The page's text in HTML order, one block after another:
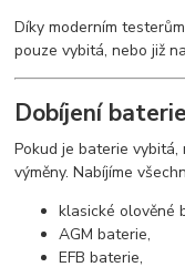
Díky moderním
pouze vybitá, nebo již
Dobíjení baterie
Pokud je baterie
výměny. Nabíjíme
klasické olověné
AGM baterie,
EFB baterie,